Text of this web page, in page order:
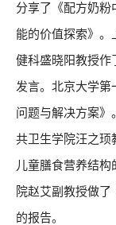
分享了《配方奶粉
能的价值探索》
健科盛晓阳教授作
发言。北京大学第
问题与解决方案
共卫生学院汪之顼
儿童膳食营养结
院赵艾副教授做
的报告。